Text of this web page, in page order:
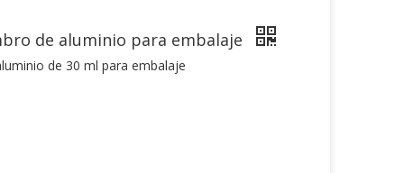
de aluminio para embalaje
de 30 ml para embalaje